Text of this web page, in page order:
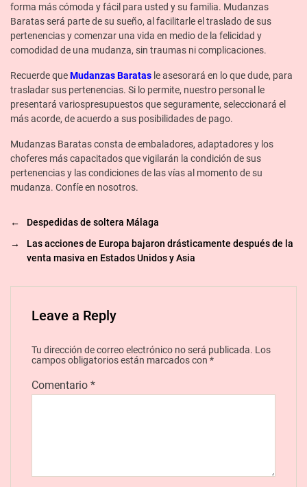
forma más cómoda y fácil para usted y su familia. Mudanzas
Baratas será parte de su sueño, al facilitarle el traslado de sus
pertenencias y comenzar una vida en medio de la felicidad y
comodidad de una mudanza, sin traumas ni complicaciones.
Recuerde queMudanzas Baratas le asesorará en lo que dude, para
trasladar sus pertenencias. Si lo permite, nuestro personal le
presentará variospresupuestos que seguramente, seleccionará el
más acorde, de acuerdo a sus posibilidades de pago.
Mudanzas Baratas consta de embaladores, adaptadores y los
choferes más capacitados que vigilarán la condición de sus
pertenencias y las condiciones de las vías al momento de su
mudanza. Confíe en nosotros.
←
Despedidas de soltera Málaga
→
Las acciones de Europa bajaron drásticamente después de la
venta masiva en Estados Unidos y Asia
Leave a Reply
Tu dirección de correo electrónico no será publicada. Los
campos obligatorios están marcados con *
Comentario *